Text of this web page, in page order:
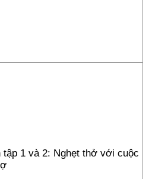
tập 1 và 2: Nghẹt thở với cuộc